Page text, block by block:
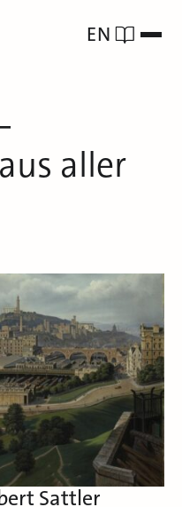
EN
aller
Sattler